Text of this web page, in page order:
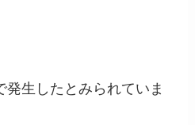
生したとみられていま